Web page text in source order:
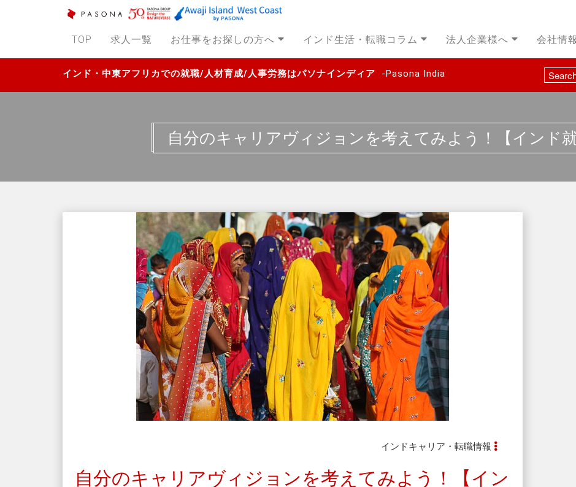
TOP 求人一覧 お仕事をお探しの方へ インド生活・転職コラム 法人企業様へ 会社情報
インド・中東アフリカでの就職/人材育成/人事労務はパソナインディア -Pasona India
自分のキャリアヴィジョンを考えてみよう！【インド就
インドキャリア・転職情報
自分のキャリアヴィジョンを考えてみよう！【イン